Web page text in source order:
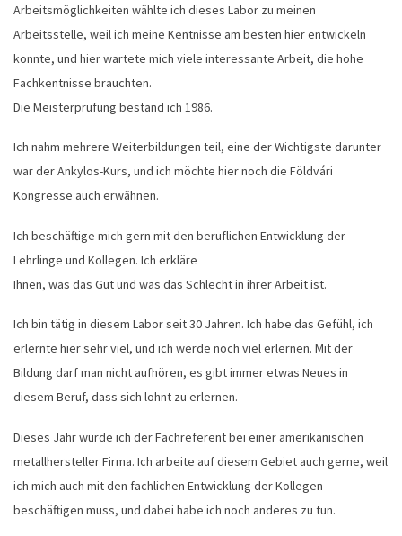
Arbeitsmöglichkeiten wählte ich dieses Labor zu meinen
Arbeitsstelle, weil ich meine Kentnisse am besten hier entwickeln
konnte, und hier wartete mich viele interessante Arbeit, die hohe
Fachkentnisse brauchten.
Die Meisterprüfung bestand ich 1986.
Ich nahm mehrere Weiterbildungen teil, eine der Wichtigste darunter
war der Ankylos-Kurs, und ich möchte hier noch die Földvári
Kongresse auch erwähnen.
Ich beschäftige mich gern mit den beruflichen Entwicklung der
Lehrlinge und Kollegen. Ich erkläre
Ihnen, was das Gut und was das Schlecht in ihrer Arbeit ist.
Ich bin tätig in diesem Labor seit 30 Jahren. Ich habe das Gefühl, ich
erlernte hier sehr viel, und ich werde noch viel erlernen. Mit der
Bildung darf man nicht aufhören, es gibt immer etwas Neues in
diesem Beruf, dass sich lohnt zu erlernen.
Dieses Jahr wurde ich der Fachreferent bei einer amerikanischen
metallhersteller Firma. Ich arbeite auf diesem Gebiet auch gerne, weil
ich mich auch mit den fachlichen Entwicklung der Kollegen
beschäftigen muss, und dabei habe ich noch anderes zu tun.